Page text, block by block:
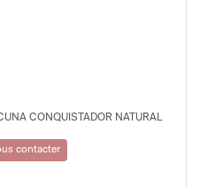
CONQUISTADOR NATURAL
contacter